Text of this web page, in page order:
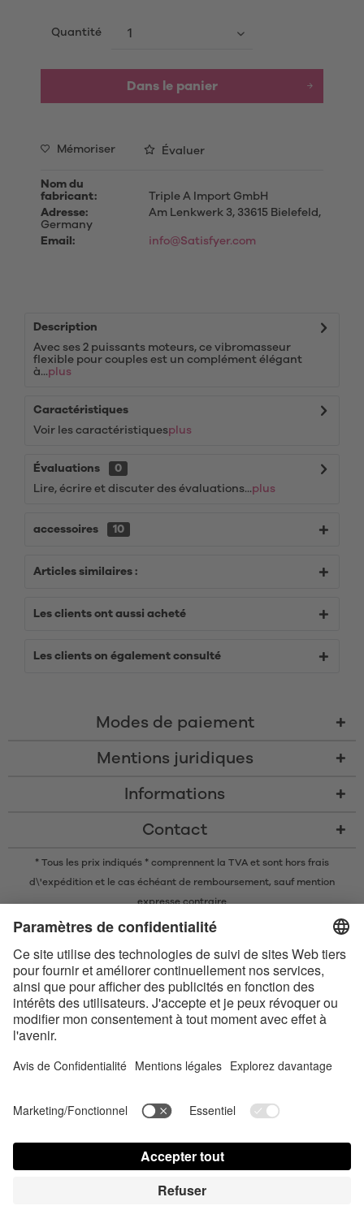
Quantité
Dans le panier
Mémoriser Évaluer
Nom du
fabricant:
Triple A Import GmbH
Adresse:
Am Lenkwerk 3, 33615 Bielefeld,
Germany
Email:
info@Satisfyer.com
Description
Avec ses 2 puissants moteurs, ce vibromasseur
flexible pour couples est un complément élégant
à...plus
Caractéristiques
Voir les caractéristiquesplus
Évaluations
0
Lire, écrire et discuter des évaluations...plus
accessoires 10
Articles similaires :
Les clients ont aussi acheté
Les clients on également consulté
Modes de paiement
Mentions juridiques
Informations
Contact
* Tous les prix indiqués * comprennent la TVA et sont hors frais
d\'expédition et le cas échéant de remboursement, sauf mention
expresse contraire
* La marque nominative et les logos Bluetooth® sont des marques
utilisation de ces marques par Satisfyer GmbH est soumise à une licence.
Apple, le logo Apple et Apple Watch sont des marques commerciales
d’Apple Inc. Google Play et le logo Google Play sont des marques
commerciales de Google LLC.
Contact us today